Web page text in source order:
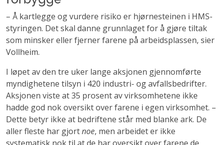
– Å kartlegge og vurdere risiko er hjørnesteinen i HMS-
styringen. Det skal danne grunnlaget for å gjøre tiltak
som minsker eller fjerner farene på arbeidsplassen, sier
Vollheim.
I løpet av den tre uker lange aksjonen gjennomførte
myndighetene tilsyn i 420 industri- og avfallsbedrifter.
Aksjonen viste at 35 prosent av virksomhetene ikke
hadde god nok oversikt over farene i egen virksomhet. –
Dette betyr ikke at bedriftene står med blanke ark. De
aller fleste har gjortnoe, men arbeidet er ikke